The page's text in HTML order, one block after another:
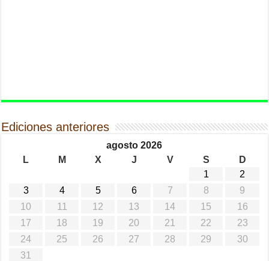
Ediciones anteriores
agosto 2026
L
M X J V S
D
1
2
3
4 5 6 7 8
9
10
11 12 13 14 15
16
17
18 19 20 21 22
23
24
25 26 27 28 29
30
31